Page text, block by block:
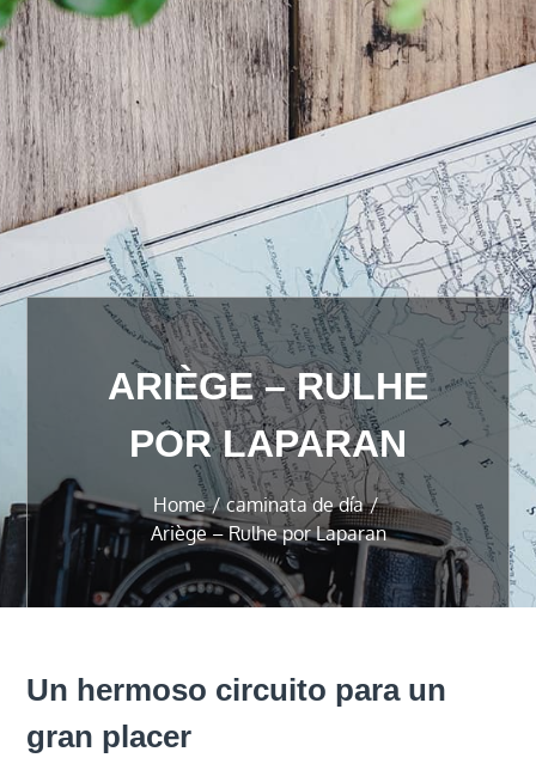
ARIÈGE – RULHE
POR LAPARAN
Home
caminata de día
Ariège – Rulhe por Laparan
Un hermoso circuito para un
gran placer